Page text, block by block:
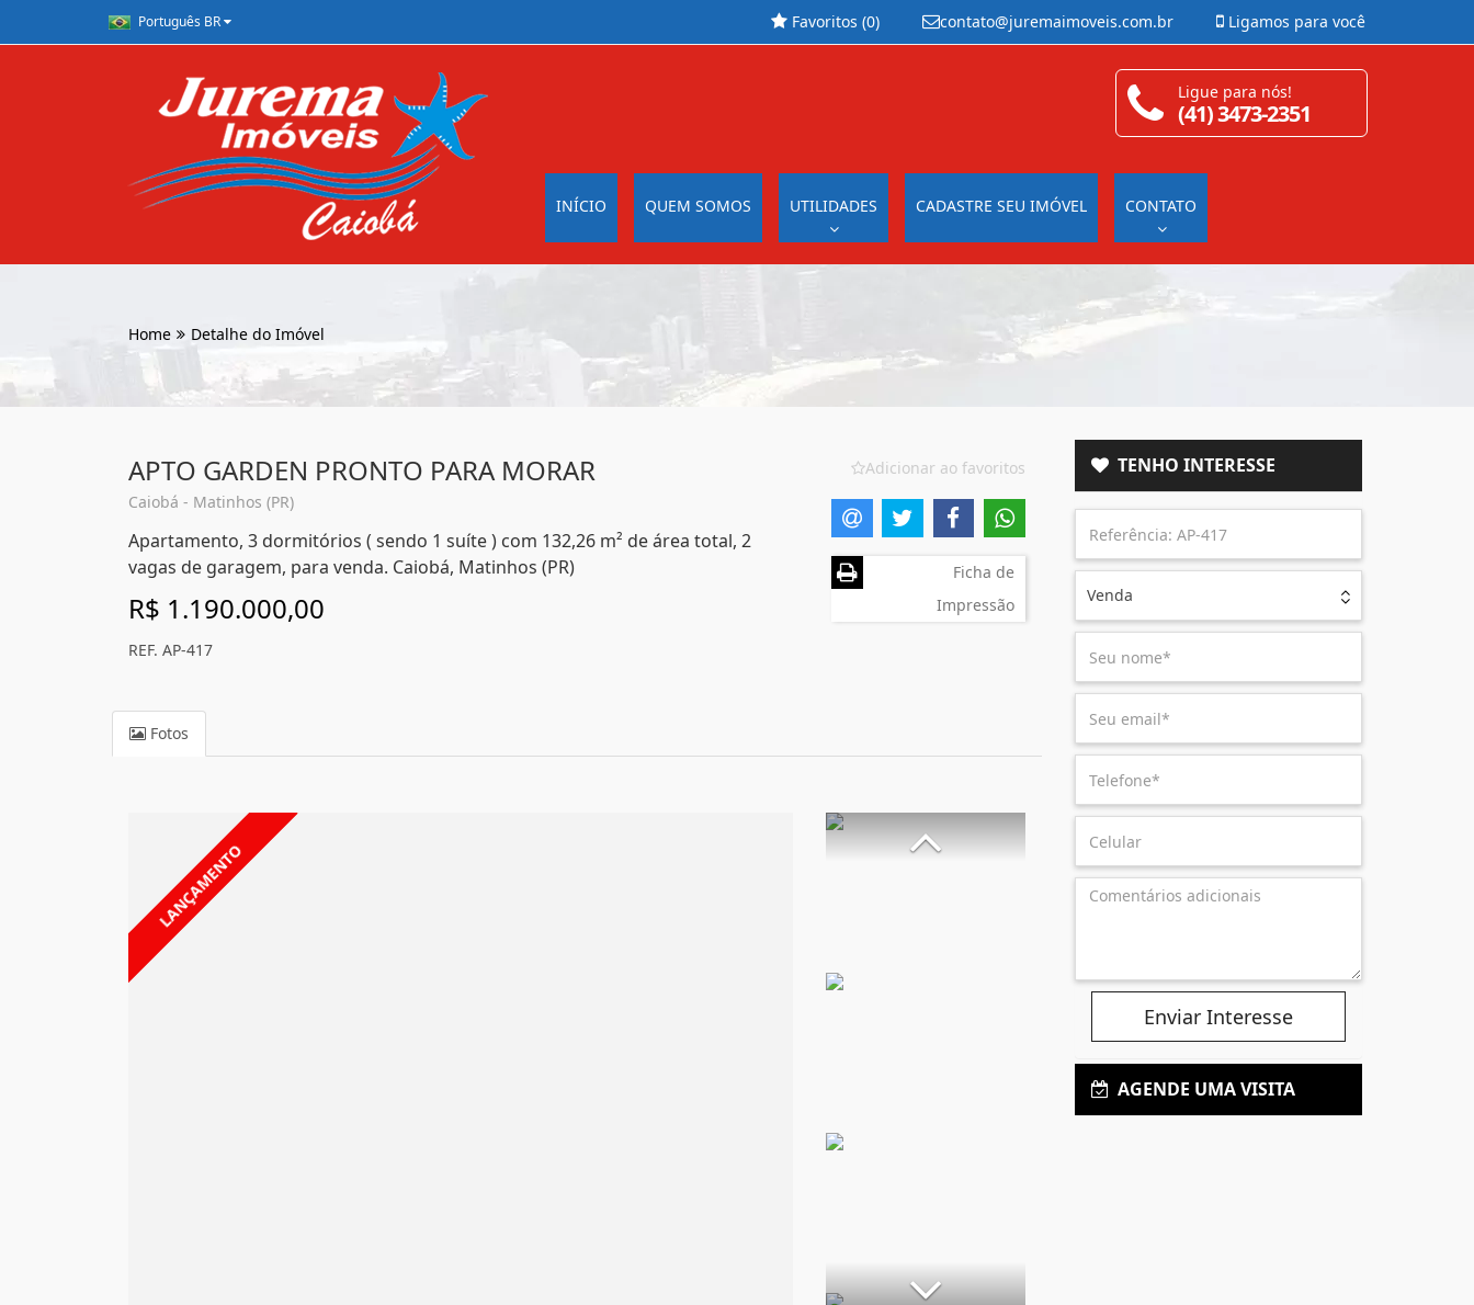
Português BR Ligamos para você
contato@juremaimoveis.com.br
Favoritos (0)
INÍCIO QUEM SOMOS UTILIDADES CADASTRE SEU IMÓVEL CONTATO
Ligue para nós!
(41) 3473-2351
Home Detalhe do Imóvel
APTO GARDEN PRONTO PARA MORAR
Caiobá - Matinhos (PR)
Apartamento, 3 dormitórios ( sendo 1 suíte ) com 132,26 m² de área total, 2
vagas de garagem, para venda. Caiobá, Matinhos (PR)
R$ 1.190.000,00
REF. AP-417
Adicionar ao favoritos
Ficha de
Impressão
Fotos
TENHO INTERESSE
Venda
Enviar Interesse
AGENDE UMA VISITA